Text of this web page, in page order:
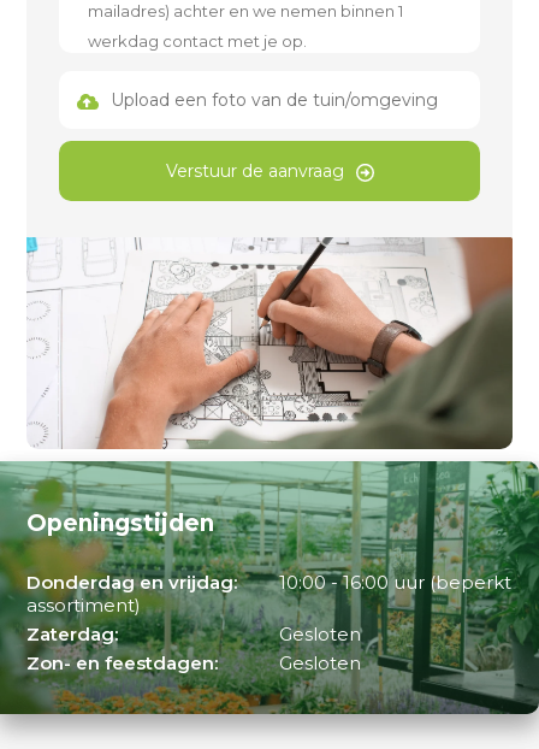
Upload een foto van de tuin/omgeving
Verstuur de aanvraag
Openingstijden
Donderdag en vrijdag:
10:00 - 16:00 uur (beperkt
assortiment)
Zaterdag:
Gesloten
Zon- en feestdagen:
Gesloten